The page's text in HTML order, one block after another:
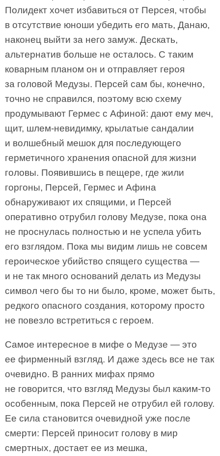
Полидект хочет избавиться от Персея, чтобы
в отсутствие юноши убедить его мать, Данаю,
наконец выйти за него замуж. Дескать,
альтернатив больше не осталось. С таким
коварным планом он и отправляет героя
за головой Медузы. Персей сам бы, конечно,
точно не справился, поэтому всю схему
продумывают Гермес с Афиной: дают ему меч,
щит, шлем-невидимку, крылатые сандалии
и волшебный мешок для последующего
герметичного хранения опасной для жизни
головы. Появившись в пещере, где жили
горгоны, Персей, Гермес и Афина
обнаруживают их спящими, и Персей
оперативно отрубил голову Медузе, пока она
не проснулась полностью и не успела убить
его взглядом. Пока мы видим лишь не совсем
героическое убийство спящего существа —
и не так много оснований делать из Медузы
символ чего бы то ни было, кроме, может быть,
редкого опасного создания, которому просто
не повезло встретиться с героем.
Самое интересное в мифе о Медузе — это
ее фирменный взгляд. И даже здесь все не так
очевидно. В ранних мифах прямо
не говорится, что взгляд Медузы был каким-то
особенным, пока Персей не отрубил ей голову.
Ее сила становится очевидной уже после
смерти: Персей приносит голову в мир
смертных, достает ее из мешка,